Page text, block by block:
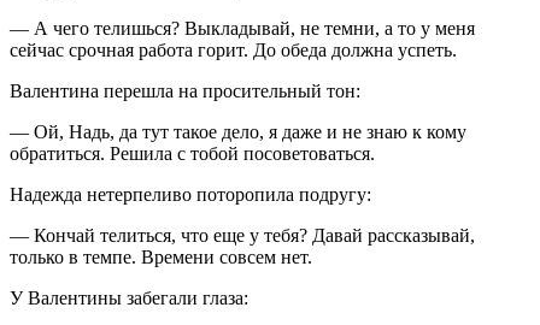
— А чего телишься? Выкладывай, не темни, а то у меня
сейчас срочная работа горит. До обеда должна успеть.
Валентина перешла на просительный тон:
— Ой, Надь, да тут такое дело, я даже и не знаю к кому
обратиться. Решила с тобой посоветоваться.
Надежда нетерпеливо поторопила подругу:
— Кончай телиться, что еще у тебя? Давай рассказывай,
только в темпе. Времени совсем нет.
У Валентины забегали глаза: